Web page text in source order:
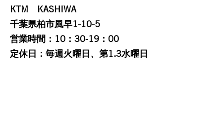
KTM KASHIWA
千葉県柏市風早1-10-5
営業時間：10：30-19：00
定休日：毎週火曜日、第1.3水曜日